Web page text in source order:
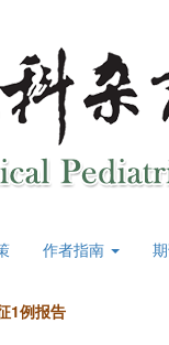
作者指南
1例报告